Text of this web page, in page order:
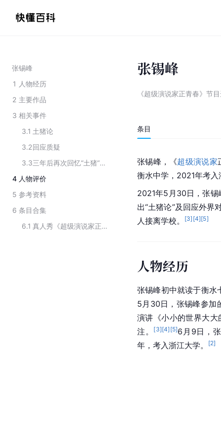
张锡峰
1 人物经历
2 主要作品
3 相关事件
3.1 土猪论
3.2回应质疑
3.3
三年后再次回忆“土猪”事件
4 人物评价
5 参考资料
6 条目合集
6.1
真人秀《超级演说家正青春》的节目选手
张锡峰
《超级演说家正青春》节
条目
张锡峰，《超级演说家
衡水中学，2021年考入
2021年5月30日，张锡
出“土猪论”及回应外界
人接离学校。
[3] [4][5]
人物经历
张锡峰初中就读于衡水
5月30日，张锡峰参加
演讲《小小的世界大大
注。
[3][4] [5]6月9日，
年，考入浙江大学。 [2]